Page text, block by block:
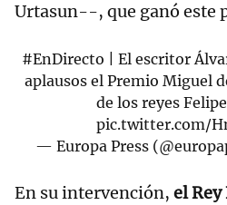
Urtasun--, que ganó este
#EnDirecto | El escritor
aplausos el Premio Miguel
de los reyes
pic.twitter.com/
— Europa Press
En su intervención, el